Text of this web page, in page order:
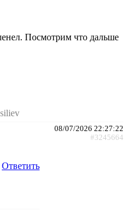
Посмотрим что дальше
08/07/2026 22:27:22
#3245664
Ответить